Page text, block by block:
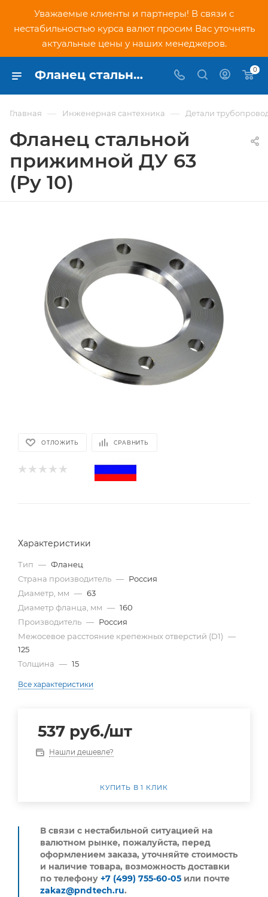
Уважаемые клиенты и партнеры! В связи с
нестабильностью курса валют просим Вас уточнять
актуальные цены у наших менеджеров.
Фланец стальной прижимной ДУ 63 (Ру 10) - купить по низкой цене в Москве, интернет-магазин PNDtech.ru 0
Главная — Инженерная сантехника — Детали
Фланец стальной
прижимной ДУ 63
(Ру 10)
ОТЛОЖИТЬ СРАВНИТЬ
Характеристики
Тип — Фланец
Страна производитель — Россия
Диаметр, мм — 63
Диаметр фланца, мм — 160
Производитель — Россия
Межосевое расстояние крепежных отверстий (D1) —
125
Толщина — 15
Все характеристики
537 руб./шт
Нашли дешевле?
КУПИТЬ В 1 КЛИК
В связи с нестабильной ситуацией на
валютном рынке, пожалуйста, перед
оформлением заказа, уточняйте стоимость
и наличие товара, возможность доставки
по телефону +7 (499) 755-60-05 или почте
zakaz@pndtech.ru.